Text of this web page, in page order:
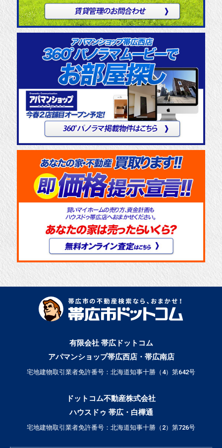
有限会社 帯広ドットコム
アパマンショップ帯広西店・帯広南店
宅地建物取引業者免許番号：北海道知事十勝（4）第642号
ドットコム不動産株式会社
ハウスドゥ 帯広・白樺通
宅地建物取引業者免許番号：北海道知事十勝（2）第726号